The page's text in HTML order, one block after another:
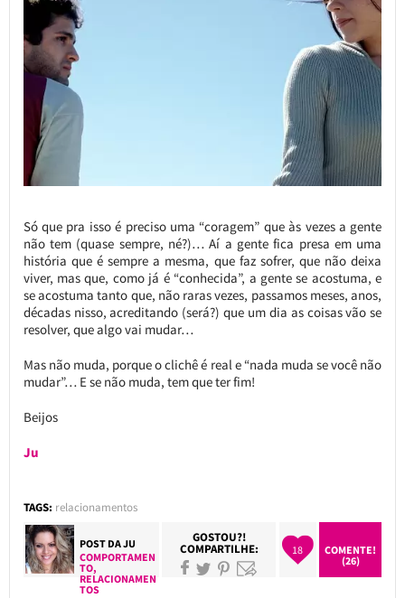
Só que pra isso é preciso uma “coragem” que às vezes a gente
não tem (quase sempre, né?)… Aí a gente fica presa em uma
história que é sempre a mesma, que faz sofrer, que não deixa
viver, mas que, como já é “conhecida”, a gente se acostuma, e
se acostuma tanto que, não raras vezes, passamos meses, anos,
décadas nisso, acreditando (será?) que um dia as coisas vão se
resolver, que algo vai mudar…
Mas não muda, porque o clichê é real e “nada muda se você não
mudar”… E se não muda, tem que ter fim!
Beijos
Ju
TAGS: relacionamentos
POST DAJU
COMPORTAMEN
TO,
RELACIONAMEN
TOS
GOSTOU?!
COMPARTILHE: 18
COMENTE!
(26)